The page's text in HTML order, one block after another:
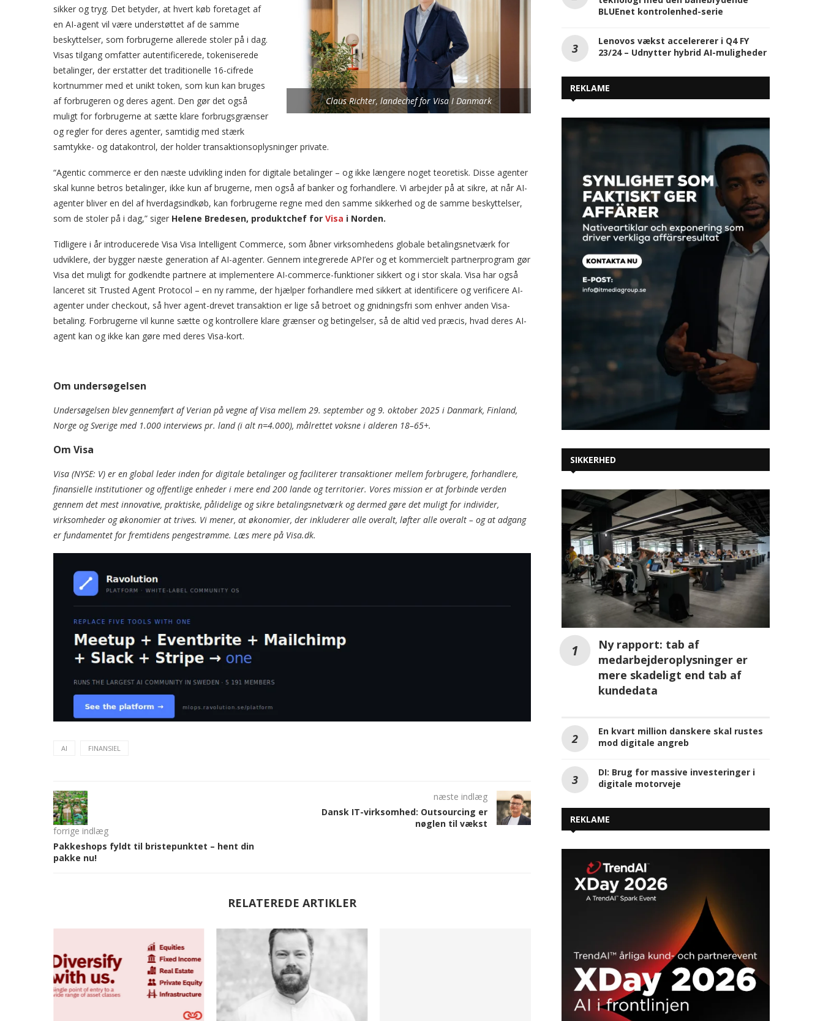
Claus Richter, landechef for Visa I Danmark
sikker og tryg. Det betyder, at hvert køb foretaget af
en AI-agent vil være understøttet af de samme
beskyttelser, som forbrugerne allerede stoler på i dag.
Visas tilgang omfatter autentificerede, tokeniserede
betalinger, der erstatter det traditionelle 16-cifrede
kortnummer med et unikt token, som kun kan bruges
af forbrugeren og deres agent. Den gør det også
muligt for forbrugerne at sætte klare forbrugsgrænser
og regler for deres agenter, samtidig med stærk
samtykke- og datakontrol, der holder transaktionsoplysninger private.
“Agentic commerce er den næste udvikling inden for digitale betalinger – og ikke længere noget teoretisk. Disse agenter
skal kunne betros betalinger, ikke kun af brugerne, men også af banker og forhandlere. Vi arbejder på at sikre, at når AI-
agenter bliver en del af hverdagsindkøb, kan forbrugerne regne med den samme sikkerhed og de samme beskyttelser,
som de stoler på i dag,” siger Helene Bredesen, produktchef for Visa i Norden.
Tidligere i år introducerede Visa Visa Intelligent Commerce, som åbner virksomhedens globale betalingsnetværk for
udviklere, der bygger næste generation af AI-agenter. Gennem integrerede API’er og et kommercielt partnerprogram gør
Visa det muligt for godkendte partnere at implementere AI-commerce-funktioner sikkert og i stor skala. Visa har også
lanceret sit Trusted Agent Protocol – en ny ramme, der hjælper forhandlere med sikkert at identificere og verificere AI-
agenter under checkout, så hver agent-drevet transaktion er lige så betroet og gnidningsfri som enhver anden Visa-
betaling. Forbrugerne vil kunne sætte og kontrollere klare grænser og betingelser, så de altid ved præcis, hvad deres AI-
agent kan og ikke kan gøre med deres Visa-kort.
Om undersøgelsen
Undersøgelsen blev gennemført af Verian på vegne af Visa mellem 29. september og 9. oktober 2025 i Danmark, Finland,
Norge og Sverige med 1.000 interviews pr. land (i alt n=4.000), målrettet voksne i alderen 18–65+.
Om Visa
Visa (NYSE: V) er en global leder inden for digitale betalinger og faciliterer transaktioner mellem forbrugere, forhandlere,
finansielle institutioner og offentlige enheder i mere end 200 lande og territorier. Vores mission er at forbinde verden
gennem det mest innovative, praktiske, pålidelige og sikre betalingsnetværk og dermed gøre det muligt for individer,
virksomheder og økonomier at trives. Vi mener, at økonomier, der inkluderer alle overalt, løfter alle overalt – og at adgang
er fundamentet for fremtidens pengestrømme. Læs mere på Visa.dk.
AI FINANSIEL
forrige indlæg
Pakkeshops fyldt til bristepunktet – hent din
pakke nu!
næste indlæg
Dansk IT-virksomhed: Outsourcing er
nøglen til vækst
RELATEREDE ARTIKLER
REKLAME
SIKKERHED
Ny rapport: tab af
medarbejderoplysninger er
mere skadeligt end tab af
kundedata
En kvart million danskere skal rustes
mod digitale angreb
DI: Brug for massive investeringer i
REKLAME